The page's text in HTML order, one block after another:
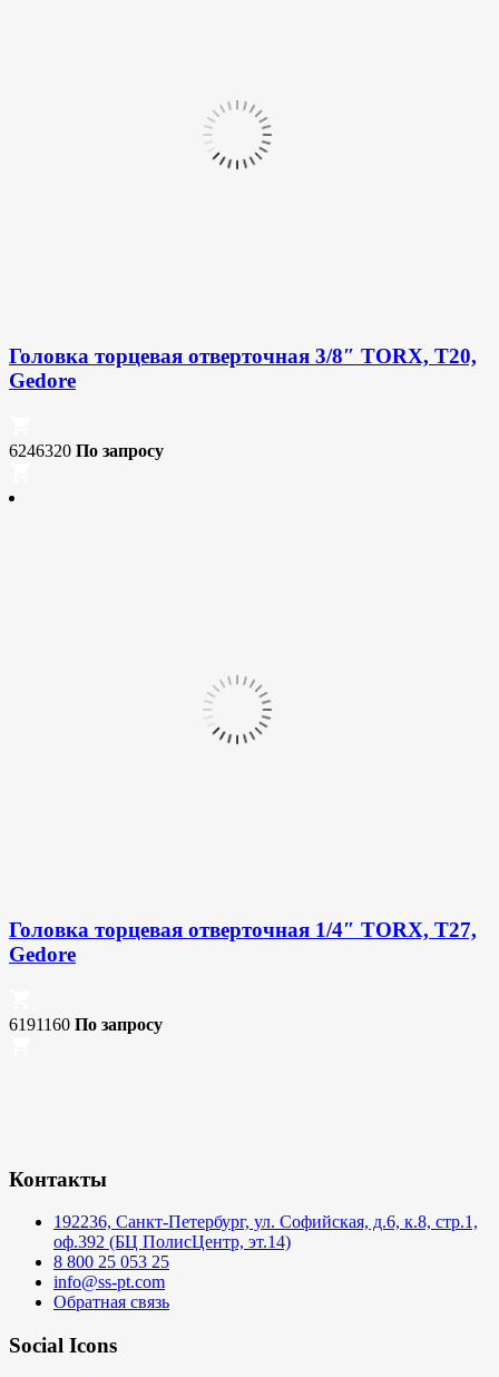
Головка торцевая отверточная 3/8″ TORX, T20,
Gedore
6246320 По запросу
Головка торцевая отверточная 1/4″ TORX, T27,
Gedore
6191160 По запросу
Контакты
192236, Санкт-Петербург, ул. Софийская, д.6, к.8, стр.1,
оф.392 (БЦ ПолисЦентр, эт.14)
8 800 25 053 25
info@ss-pt.com
Обратная связь
Social Icons